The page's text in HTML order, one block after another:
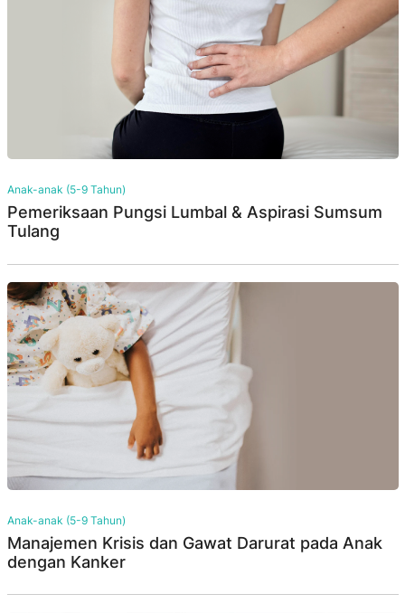
Anak-anak (5-9 Tahun)
Pemeriksaan Pungsi Lumbal & Aspirasi Sumsum
Tulang
Anak-anak (5-9 Tahun)
Manajemen Krisis dan Gawat Darurat pada Anak
dengan Kanker